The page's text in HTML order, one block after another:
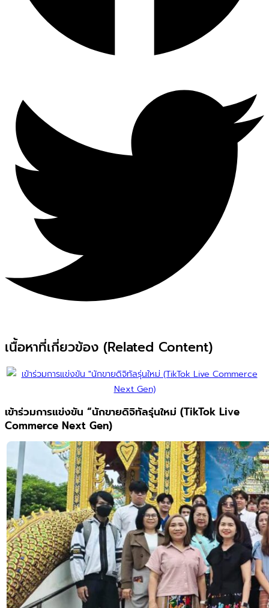
เนื้อหาที่เกี่ยวข้อง (Related Content)
เข้าร่วมการแข่งขัน “นักขายดิจิทัลรุ่นใหม่ (TikTok Live
Commerce Next Gen)